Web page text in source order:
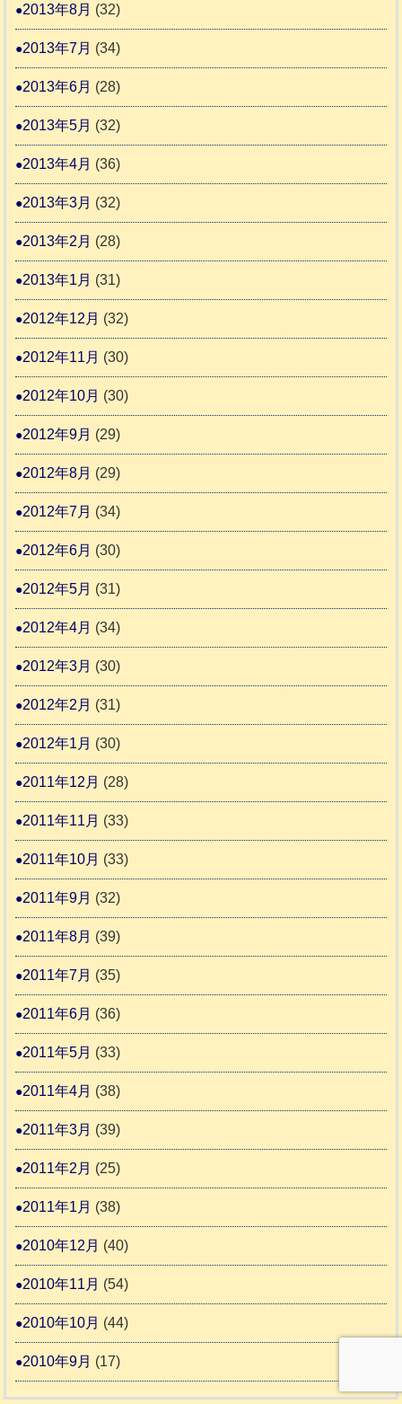
2013年8月 (32)
2013年7月 (34)
2013年6月 (28)
2013年5月 (32)
2013年4月 (36)
2013年3月 (32)
2013年2月 (28)
2013年1月 (31)
2012年12月 (32)
2012年11月 (30)
2012年10月 (30)
2012年9月 (29)
2012年8月 (29)
2012年7月 (34)
2012年6月 (30)
2012年5月 (31)
2012年4月 (34)
2012年3月 (30)
2012年2月 (31)
2012年1月 (30)
2011年12月 (28)
2011年11月 (33)
2011年10月 (33)
2011年9月 (32)
2011年8月 (39)
2011年7月 (35)
2011年6月 (36)
2011年5月 (33)
2011年4月 (38)
2011年3月 (39)
2011年2月 (25)
2011年1月 (38)
2010年12月 (40)
2010年11月 (54)
2010年10月 (44)
2010年9月 (17)